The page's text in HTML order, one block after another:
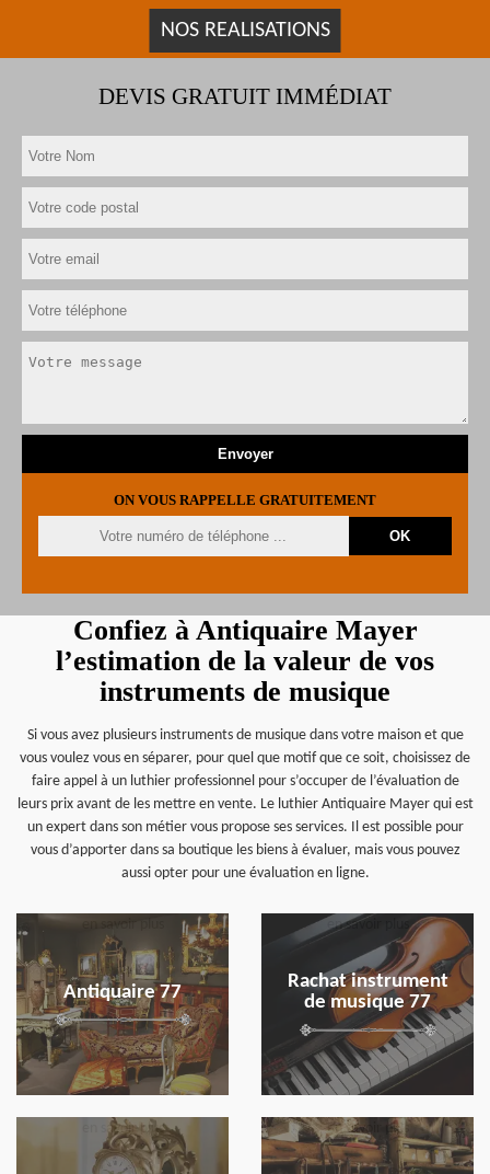
NOS REALISATIONS
DEVIS GRATUIT IMMÉDIAT
ON VOUS RAPPELLE GRATUITEMENT
Confiez à Antiquaire Mayer
l’estimation de la valeur de vos
instruments de musique
Si vous avez plusieurs instruments de musique dans votre maison et que
vous voulez vous en séparer, pour quel que motif que ce soit, choisissez de
faire appel à un luthier professionnel pour s’occuper de l’évaluation de
leurs prix avant de les mettre en vente. Le luthier Antiquaire Mayer qui est
un expert dans son métier vous propose ses services. Il est possible pour
vous d’apporter dans sa boutique les biens à évaluer, mais vous pouvez
aussi opter pour une évaluation en ligne.
Antiquaire 77
en savoir plus
Rachat instrument
de musique 77
en savoir plus
en savoir plus en savoir plus